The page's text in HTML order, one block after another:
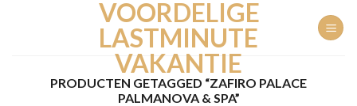
VOORDELIGE
LASTMINUTE
VAKANTIE
PRODUCTEN GETAGGED “ZAFIRO PALACE
PALMANOVA & SPA”